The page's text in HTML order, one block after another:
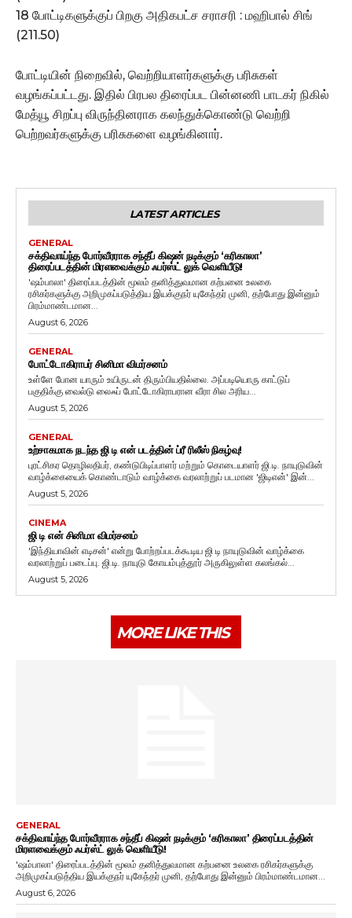
18 போட்டிகளுக்குப் பிறகு அதிகபட்ச சராசரி : மஹிபால் சிங்
(211.50)
போட்டியின் நிறைவில், வெற்றியாளர்களுக்கு பரிசுகள்
வழங்கப்பட்டது. இதில் பிரபல திரைப்பட பின்னணி பாடகர் நிகில்
மேத்யூ சிறப்பு விருந்தினராக கலந்துக்கொண்டு வெற்றி
பெற்றவர்களுக்கு பரிசுகளை வழங்கினார்.
LATEST ARTICLES
GENERAL
சக்திவாய்ந்த போர்வீரராக சந்தீப் கிஷன் நடிக்கும் ‘கரிகாலா’
திரைப்படத்தின் மிரளவைக்கும் ஃபர்ஸ்ட் லுக் வெளியீடு!
'ஷம்பாலா' திரைப்படத்தின் மூலம் தனித்துவமான கற்பனை உலகை
ரசிகர்களுக்கு அறிமுகப்படுத்திய இயக்குநர் யுகேந்தர் முனி, தற்போது இன்னும்
பிரம்மாண்டமான...
August 6, 2026
GENERAL
போட்டோகிராபர் சினிமா விமர்சனம்
உள்ளே போன யாரும் உயிருடன் திரும்பியதில்லை. அப்படியொரு காட்டுப்
பகுதிக்கு வைல்டு லைஃப் போட்டோகிராபரான வீரா சில அரிய...
August 5, 2026
GENERAL
உற்சாகமாக நடந்த ஜி டி என் படத்தின் ப்ரீ ரிலீஸ் நிகழ்வு!
புரட்சிகர தொழிலதிபர், கண்டுபிடிப்பாளர் மற்றும் கொடையாளர் ஜி.டி. நாயுடுவின்
வாழ்க்கையைக் கொண்டாடும் வாழ்க்கை வரலாற்றுப் படமான 'ஜிடிஎன்' இன்...
August 5, 2026
CINEMA
ஜி டி என் சினிமா விமர்சனம்
'இந்தியாவின் எடிசன்' என்று போற்றப்படக்கூடிய ஜி டி நாயுடுவின் வாழ்க்கை
வரலாற்றுப் படைப்பு. ஜி.டி. நாயுடு கோயம்புத்தூர் அருகிலுள்ள கலங்கல்...
August 5, 2026
MORE LIKE THIS
GENERAL
சக்திவாய்ந்த போர்வீரராக சந்தீப் கிஷன் நடிக்கும் ‘கரிகாலா’ திரைப்படத்தின்
மிரளவைக்கும் ஃபர்ஸ்ட் லுக் வெளியீடு!
'ஷம்பாலா' திரைப்படத்தின் மூலம் தனித்துவமான கற்பனை உலகை ரசிகர்களுக்கு
அறிமுகப்படுத்திய இயக்குநர் யுகேந்தர் முனி, தற்போது இன்னும் பிரம்மாண்டமான...
August 6, 2026